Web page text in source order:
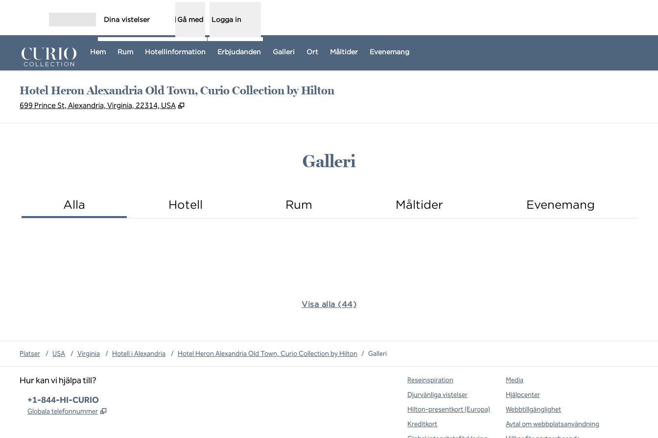
Dina vistelser Gå med Logga in
Hem Rum Hotellinformation Erbjudanden Galleri Ort Måltider Evenemang
Hotel Heron Alexandria Old Town, Curio Collection by Hilton
699 Prince St, Alexandria, Virginia, 22314, USA ,
Galleri
Alla Hotell Rum Måltider Evenemang
Visa alla (44)
Platser / USA / Virginia / Hotell i Alexandria / Hotel Heron Alexandria Old Town, Curio Collection by Hilton / Galleri
Hur kan vi hjälpa till?
Telefon:
+1-844-HI-CURIO
Globala telefonnummer ,
Reseinspiration
Djurvänliga vistelser
Hilton-presentkort (Europa)
Kreditkort
Media
Hjälpcenter
Webbtillgänglighet
Avtal om webbplatsanvändning